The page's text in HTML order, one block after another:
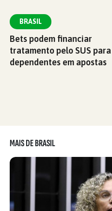
BRASIL
Bets podem financiar
tratamento pelo SUS para
dependentes em apostas
MAIS DE BRASIL